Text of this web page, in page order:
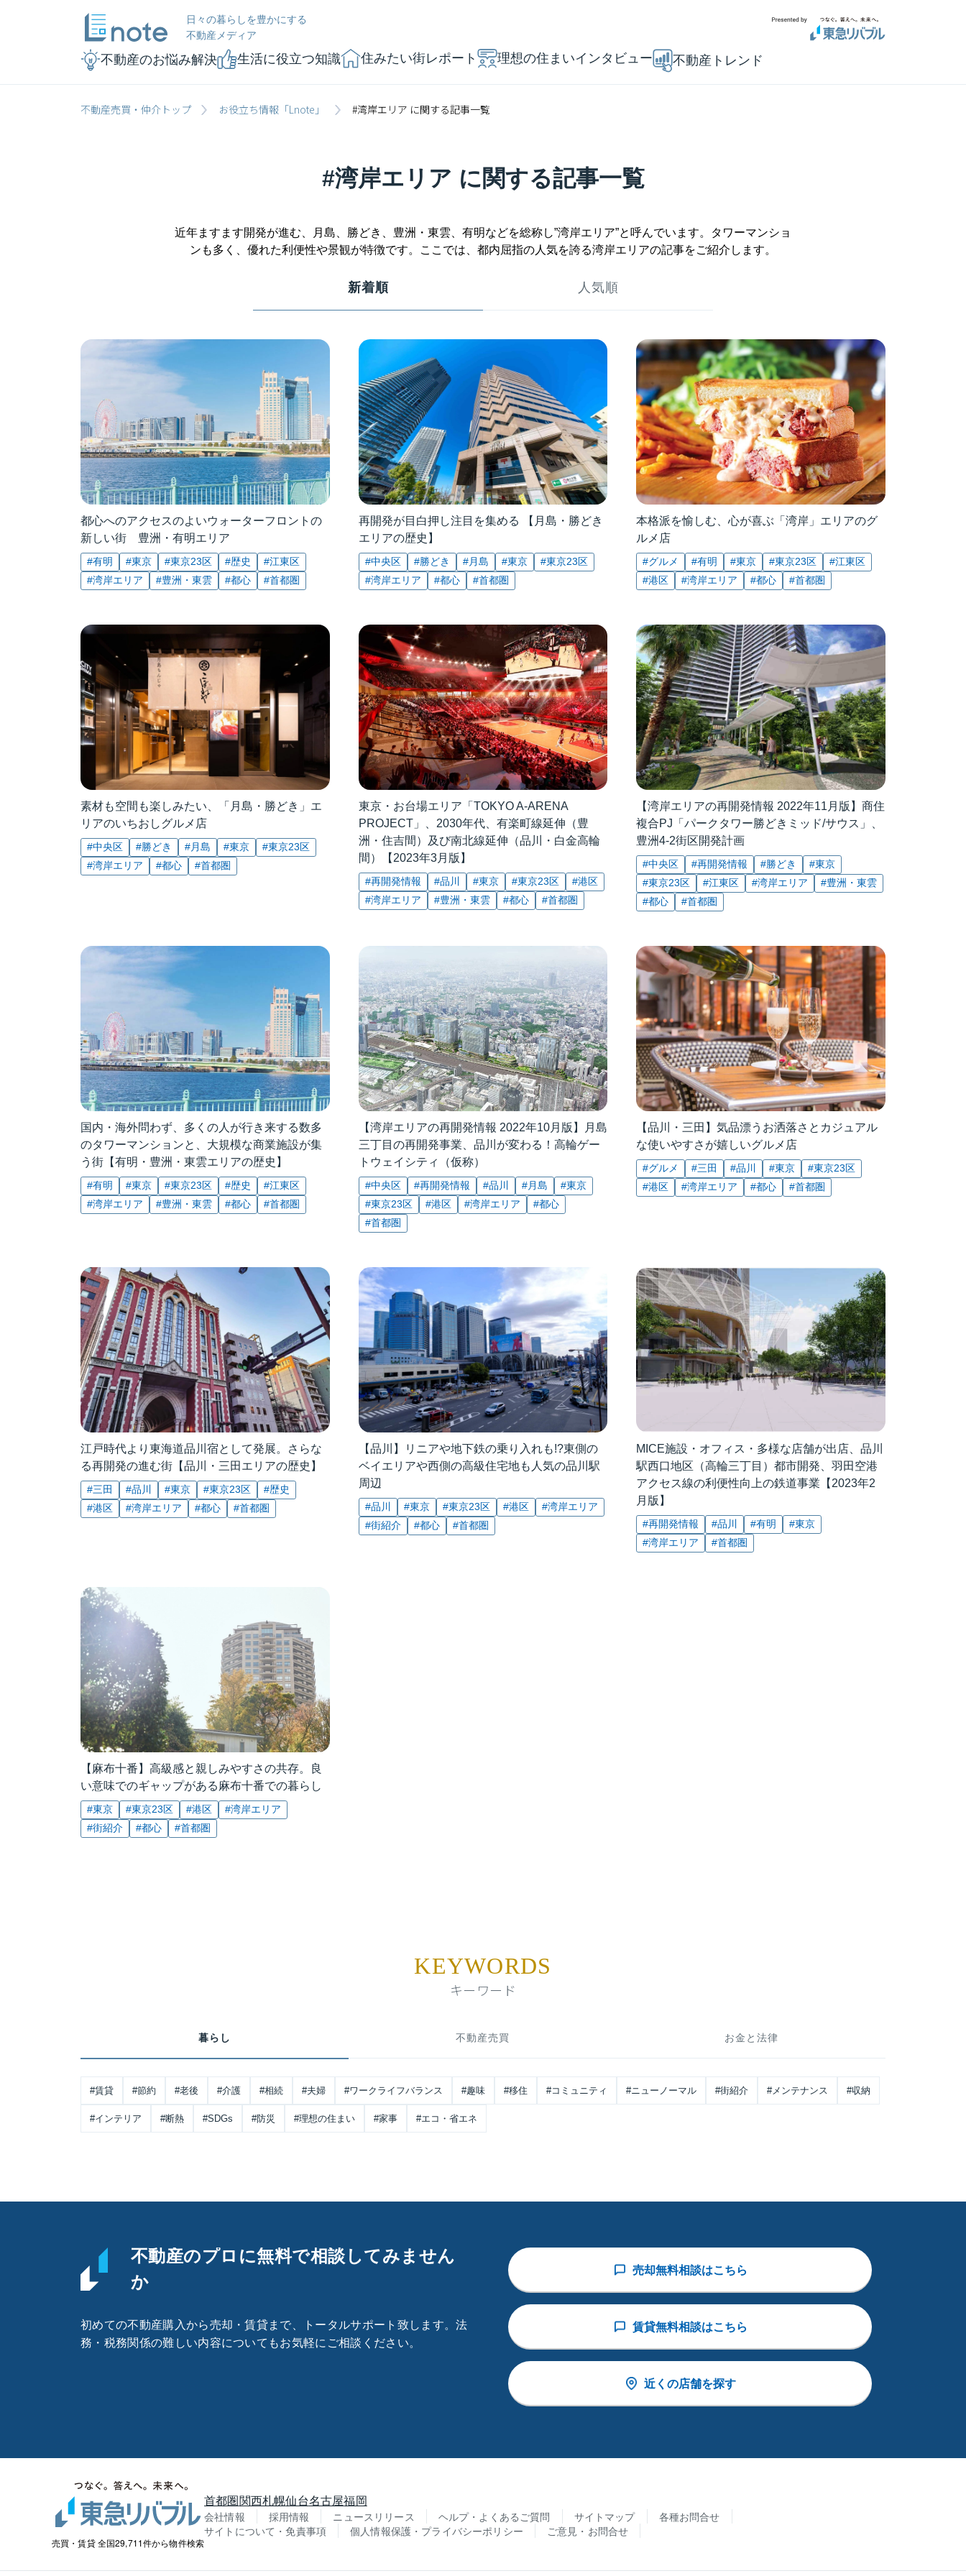
日々の暮らしを豊かにする
不動産メディア
不動産のお悩み解決 生活に役立つ知識 住みたい街レポート 理想の住まいインタビュー 不動産トレンド
不動産売買・仲介トップ お役立ち情報「Lnote」 #湾岸エリア に関する記事一覧
#湾岸エリア に関する記事一覧
近年ますます開発が進む、月島、勝どき、豊洲・東雲、有明などを総称し”湾岸エリア”と呼んでいます。タワーマンショ
ンも多く、優れた利便性や景観が特徴です。ここでは、都内屈指の人気を誇る湾岸エリアの記事をご紹介します。
新着順 人気順
都心へのアクセスのよいウォーターフロントの
新しい街 豊洲・有明エリア
#有明 #東京 #東京23区 #歴史
#江東区
#湾岸エリア
#豊洲・東雲 #都心 #首都圏
再開発が目白押し注目を集める 【月島​・勝どき
エリアの歴史】
#中央区 #勝どき #月島 #東京
#東京23区
#湾岸エリア
#都心 #首都圏
本格派を愉しむ、心が喜ぶ「湾岸」エリアのグ
ルメ店
#グルメ #有明 #東京 #東京23区
#江東区
#港区
#湾岸エリア #都心 #首都圏
素材も空間も楽しみたい、「月島・勝どき」エ
リアのいちおしグルメ店
#中央区 #勝どき #月島 #東京
#東京23区
#湾岸エリア
#都心 #首都圏
東京・お台場エリア「TOKYO A-ARENA
PROJECT」、2030年代、有楽町線延伸（豊
洲・住吉間）及び南北線延伸（品川・白金高輪
間）【2023年3月版】
#再開発情報 #品川 #東京 #東京23区
#港区
#湾岸エリア
#豊洲・東雲 #都心 #首都圏
【湾岸エリアの再開発情報 2022年11月版】商住
複合PJ「パークタワー勝どきミッド/サウス」、
豊洲4-2街区開発計画
#中央区 #再開発情報 #勝どき
#東京
#東京23区
#江東区 #湾岸エリア
#豊洲・東雲
#都心
#首都圏
国内・海外問わず、多くの人が行き来する数多
のタワーマンションと、大規模な商業施設が集
う街【有明・豊洲・東雲エリアの歴史】
#有明 #東京 #東京23区 #歴史
#江東区
#湾岸エリア
#豊洲・東雲 #都心 #首都圏
【湾岸エリアの再開発情報 2022年10月版】月島
三丁目の再開発事業、品川が変わる！高輪ゲー
トウェイシティ（仮称）
#中央区 #再開発情報 #品川 #月島
#東京
#東京23区
#港区 #湾岸エリア
#都心
#首都圏
【品川・三田】気品漂うお洒落さとカジュアル
な使いやすさが嬉しいグルメ店
#グルメ #三田 #品川 #東京
#東京23区
#港区
#湾岸エリア #都心 #首都圏
江戸時代より東海道品川宿として発展。さらな
る再開発の進む街【品川・三田エリアの歴史】
#三田 #品川 #東京 #東京23区
#歴史
#港区
#湾岸エリア #都心 #首都圏
【品川】リニアや地下鉄の乗り入れも!?東側の
ベイエリアや西側の高級住宅地も人気の品川駅
周辺
#品川 #東京 #東京23区 #港区
#湾岸エリア
#街紹介
#都心 #首都圏
MICE施設・オフィス・多様な店舗が出店、品川
駅西口地区（高輪三丁目）都市開発、羽田空港
アクセス線の利便性向上の鉄道事業【2023年2
月版】
#再開発情報 #品川 #有明
#東京
#湾岸エリア
#首都圏
【麻布十番】高級感と親しみやすさの共存。良
い意味でのギャップがある麻布十番での暮らし
#東京 #東京23区 #港区
#湾岸エリア
#街紹介
#都心 #首都圏
KEYWORDS
キーワード
暮らし 不動産売買 お金と法律
#賃貸 #節約 #老後 #介護 #相続 #夫婦 #ワークライフバランス #趣味 #移住 #コミュニティ #ニューノーマル #街紹介 #メンテナンス #収納
#インテリア #断熱 #SDGs #防災 #理想の住まい #家事 #エコ・省エネ
不動産のプロに無料で相談してみません
か
初めての不動産購入から売却・賃貸まで、トータルサポート致します。法
務・税務関係の難しい内容についてもお気軽にご相談ください。
売却無料相談はこちら
賃貸無料相談はこちら
近くの店舗を探す
売買・賃貸 全国29,711件から物件検索
首都圏関西札幌仙台名古屋福岡
会社情報 採用情報 ニュースリリース ヘルプ・よくあるご質問 サイトマップ
各種お問合せ
サイトについて・免責事項
個人情報保護・プライバシーポリシー ご意見・お問合せ